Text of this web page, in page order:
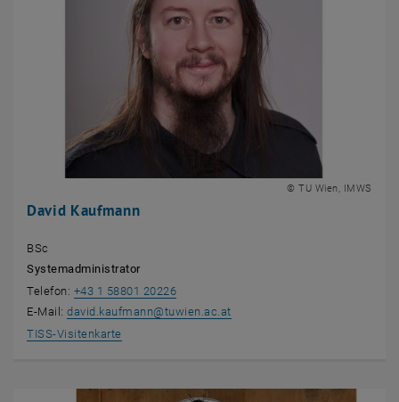
David Kaufmann
© TU Wien, IMWS
BSc
Systemadministrator
Telefon: +43 1 58801 20226
E-Mail:david.kaufmann@tuwien.ac.at
TISS-Visitenkarte, öffnet eine externe URL in einem neuen Fenster